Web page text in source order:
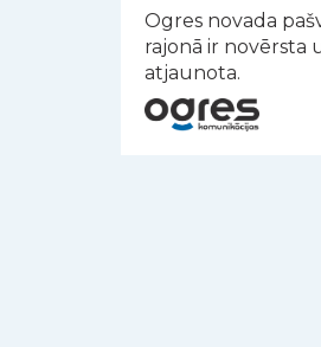
Ogres novada
rajonā ir novērsta
atjaunota.